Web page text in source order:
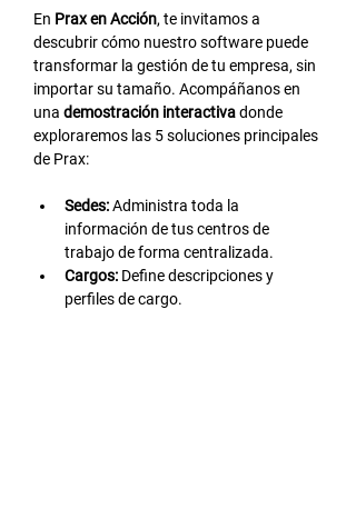
En Prax en Acción, te invitamos a
descubrir cómo nuestro software puede
transformar la gestión de tu empresa, sin
importar su tamaño. Acompáñanos en
una demostración interactiva donde
exploraremos las 5 soluciones principales
de Prax:
Sedes: Administra toda la
información de tus centros de
trabajo de forma centralizada.
Cargos: Define descripciones y
perfiles de cargo.